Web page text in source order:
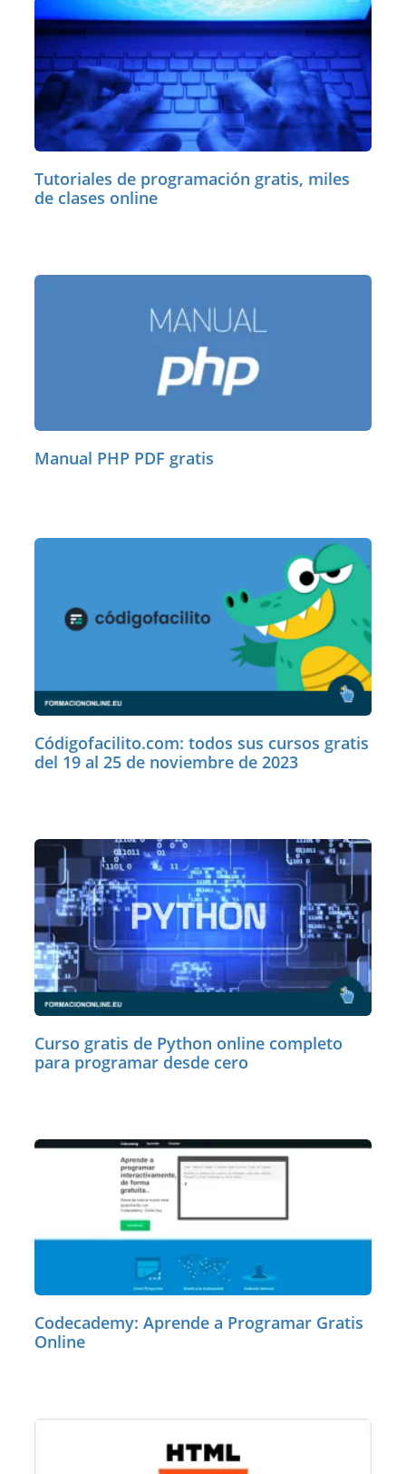
Tutoriales de programación gratis, miles
de clases online
Manual PHP PDF gratis
Códigofacilito.com: todos sus cursos gratis
del 19 al 25 de noviembre de 2023
Curso gratis de Python online completo
para programar desde cero
Codecademy: Aprende a Programar Gratis
Online